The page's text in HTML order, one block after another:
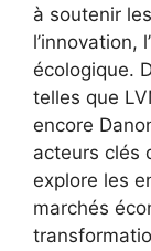
à soutenir
l’innovation,
écologique.
telles que
encore
acteurs clés
explore les
marchés